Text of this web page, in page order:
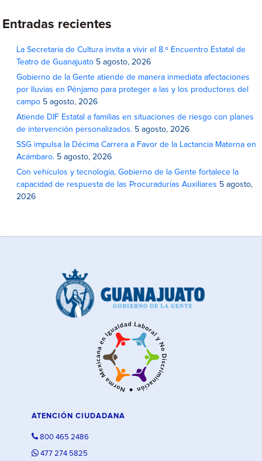
Entradas recientes
La Secretaría de Cultura invita a vivir el 8.º Encuentro Estatal de
Teatro de Guanajuato 5 agosto, 2026
Gobierno de la Gente atiende de manera inmediata afectaciones
por lluvias en Pénjamo para proteger a las y los productores del
campo 5 agosto, 2026
Atiende DIF Estatal a familias en situaciones de riesgo con planes
de intervención personalizados. 5 agosto, 2026
SSG impulsa la Décima Carrera a Favor de la Lactancia Materna en
Acámbaro. 5 agosto, 2026
Con vehículos y tecnología, Gobierno de la Gente fortalece la
capacidad de respuesta de las Procuradurías Auxiliares 5 agosto,
2026
ATENCIÓN CIUDADANA
800 465 2486
477 274 5825